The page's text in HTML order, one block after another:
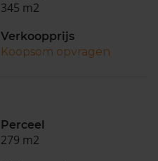
345 m2
Verkoopprijs
Koopsom opvragen
Perceel
279 m2